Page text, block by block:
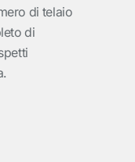
di telaio
di